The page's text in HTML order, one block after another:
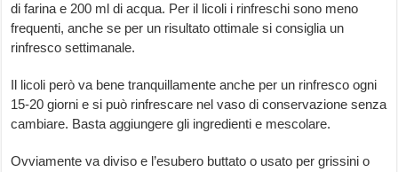
di farina e 200 ml di acqua. Per il licoli i rinfreschi sono meno
frequenti, anche se per un risultato ottimale si consiglia un
rinfresco settimanale.
Il licoli però va bene tranquillamente anche per un rinfresco ogni
15-20 giorni e si può rinfrescare nel vaso di conservazione senza
cambiare. Basta aggiungere gli ingredienti e mescolare.
Ovviamente va diviso e l’esubero buttato o usato per grissini o